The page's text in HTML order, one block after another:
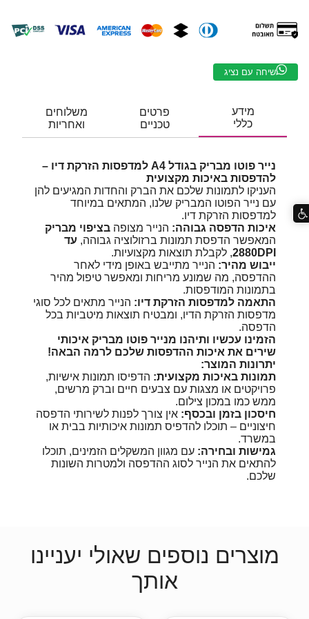
שיחה עם נציג
מידע
כללי
פרטים
טכניים
משלוחים
ואחריות
נייר פוטו מבריק בגודל A4 למדפסות הזרקת דיו –
להדפסות באיכות מקצועית
העניקו לתמונות שלכם את הברק והחדות המגיעים להן
עם נייר הפוטו המבריק שלנו, המתאים במיוחד
למדפסות הזרקת דיו.
איכות הדפסה גבוהה: הנייר מצופה בציפוי מבריק
המאפשר הדפסת תמונות ברזולוציה גבוהה, עד
2880DPI, לקבלת תוצאות מקצועיות.
ייבוש מהיר: הנייר מתייבש באופן מידי לאחר
ההדפסה, מה שמונע מריחות ומאפשר טיפול מהיר
בתמונות המודפסות.
התאמה למדפסות הזרקת דיו: הנייר מתאים לכל סוגי
מדפסות הזרקת הדיו, ומבטיח תוצאות מיטביות בכל
הדפסה.
הזמינו עכשיו ותיהנו מנייר פוטו מבריק איכותי
שירים את איכות ההדפסות שלכם לרמה הבאה!
יתרונות המוצר:
תמונות באיכות מקצועית: הדפיסו תמונות אישיות,
פרויקטים או מצגות עם צבעים חיים וברק מרשים,
ממש כמו במכון צילום.
חיסכון בזמן ובכסף: אין צורך לפנות לשירותי הדפסה
חיצוניים – תוכלו להדפיס תמונות איכותיות בבית או
במשרד.
גמישות ובחירה: עם מגוון המשקלים הזמינים, תוכלו
להתאים את הנייר לסוג ההדפסה ולמטרות השונות
שלכם.
מוצרים נוספים שאולי יעניינו
אותך